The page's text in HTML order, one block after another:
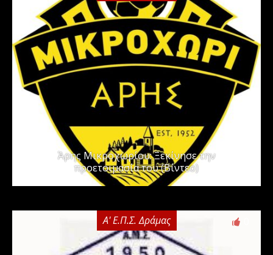
Άρης Μικροχωρίου: Ξεκίνησε την
προετοιμασία του (Βίντεο)
Α' Ε.Π.Σ. Δράμας